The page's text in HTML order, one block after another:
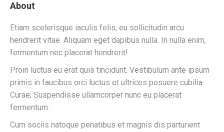
About
Etiam scelerisque iaculis felis, eu sollicitudin arcu
hendrerit vitae. Aliquam eget dapibus nulla. In nulla enim,
fermentum nec placerat hendrerit!
Proin luctus eu erat quis tincidunt. Vestibulum ante ipsum
primis in faucibus orci luctus et ultrices posuere cubilia
Curae; Suspendisse ullamcorper nunc eu placerat
fermentum.
Cum sociis natoque penatibus et magnis dis parturient